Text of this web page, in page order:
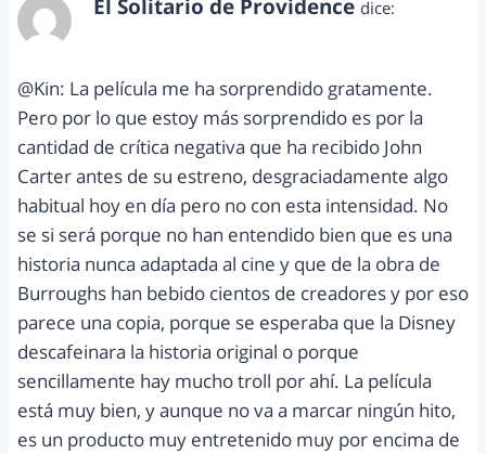
El Solitario de Providence dice:
@Kin: La película me ha sorprendido gratamente.
Pero por lo que estoy más sorprendido es por la
cantidad de crítica negativa que ha recibido John
Carter antes de su estreno, desgraciadamente algo
habitual hoy en día pero no con esta intensidad. No
se si será porque no han entendido bien que es una
historia nunca adaptada al cine y que de la obra de
Burroughs han bebido cientos de creadores y por eso
parece una copia, porque se esperaba que la Disney
descafeinara la historia original o porque
sencillamente hay mucho troll por ahí. La película
está muy bien, y aunque no va a marcar ningún hito,
es un producto muy entretenido muy por encima de